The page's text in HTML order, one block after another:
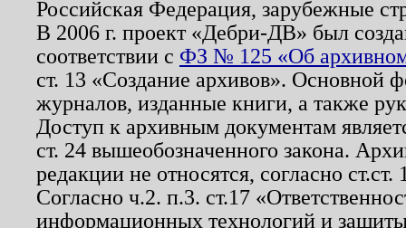
Российская Федерация, зарубежные
В 2006 г. проект «Дебри-ДВ» был
соответствии с ФЗ № 125 «Об
ст. 13 «Создание архивов». Основной
журналов, изданные книги, а также
Доступ к архивным документам
ст. 24 вышеобозначенного закона.
редакции не относятся, согласно
Согласно ч.2. п.3. ст.17
информационных технологий и